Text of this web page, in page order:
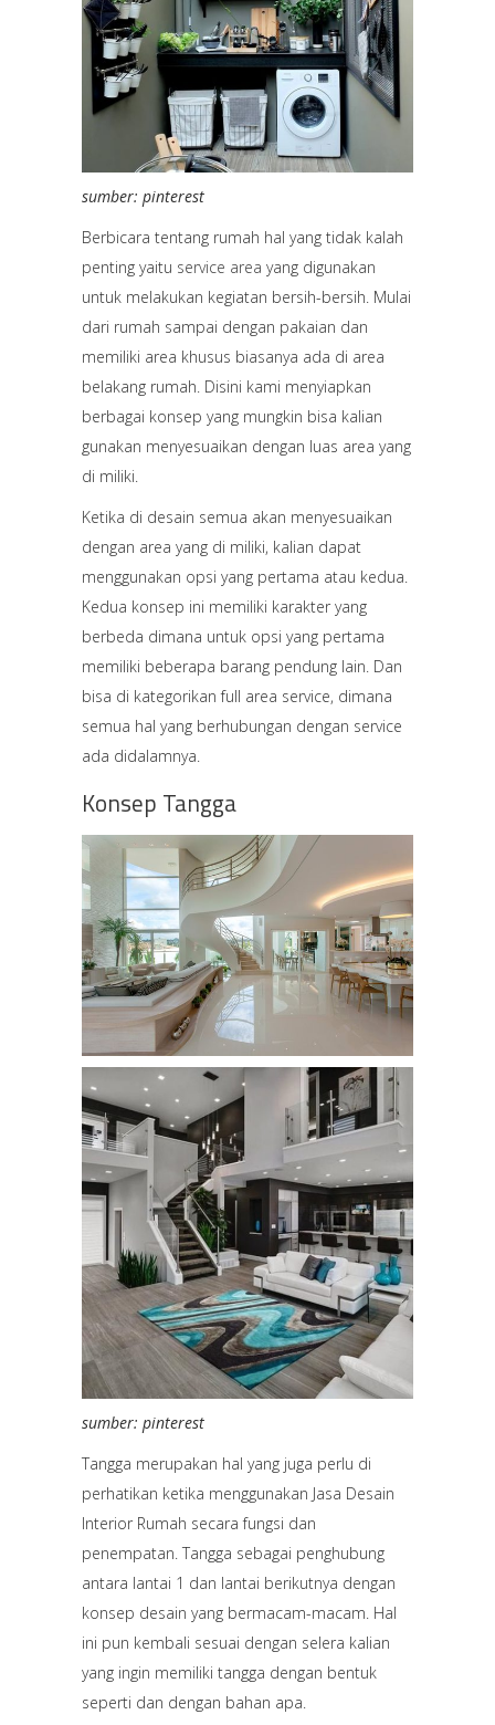
sumber: pinterest
Berbicara tentang rumah hal yang tidak kalah
penting yaitu service area yang digunakan
untuk melakukan kegiatan bersih-bersih. Mulai
dari rumah sampai dengan pakaian dan
memiliki area khusus biasanya ada di area
belakang rumah. Disini kami menyiapkan
berbagai konsep yang mungkin bisa kalian
gunakan menyesuaikan dengan luas area yang
di miliki.
Ketika di desain semua akan menyesuaikan
dengan area yang di miliki, kalian dapat
menggunakan opsi yang pertama atau kedua.
Kedua konsep ini memiliki karakter yang
berbeda dimana untuk opsi yang pertama
memiliki beberapa barang pendung lain. Dan
bisa di kategorikan full area service, dimana
semua hal yang berhubungan dengan service
ada didalamnya.
Konsep Tangga
sumber: pinterest
Tangga merupakan hal yang juga perlu di
perhatikan ketika menggunakan Jasa Desain
Interior Rumah secara fungsi dan
penempatan. Tangga sebagai penghubung
antara lantai 1 dan lantai berikutnya dengan
konsep desain yang bermacam-macam. Hal
ini pun kembali sesuai dengan selera kalian
yang ingin memiliki tangga dengan bentuk
seperti dan dengan bahan apa.